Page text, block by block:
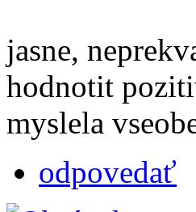
jasne,
hodnotit
myslela
odpovedať